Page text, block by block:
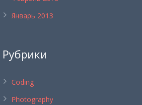
Январь 2013
Рубрики
Coding
Photography